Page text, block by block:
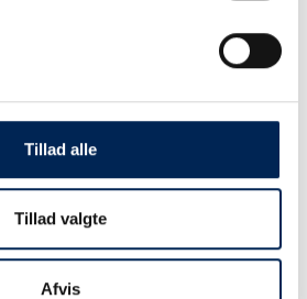
Tillad alle
Tillad valgte
Afvis